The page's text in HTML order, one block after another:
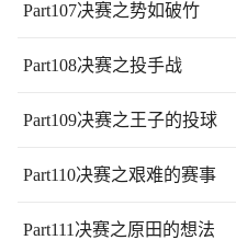
Part107决赛之势如破竹
Part108决赛之投手战
Part109决赛之王子的投球
Part110决赛之艰难的赛事
Part111决赛之原田的想法